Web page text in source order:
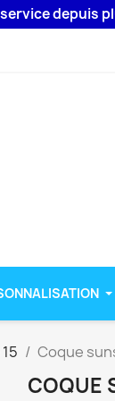
plus de
Coque
COQUE